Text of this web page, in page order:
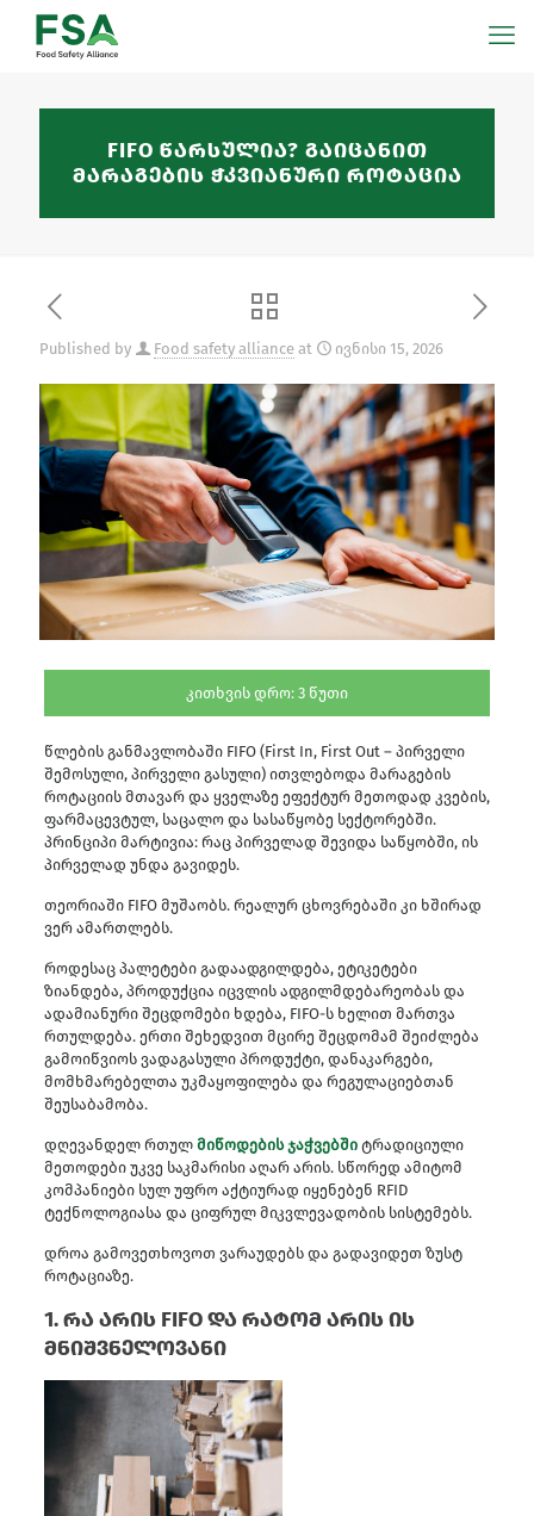
FIFO წარსულია? გაიცანით
მარაგების ჭკვიანური როტაცია
Published by Food safety alliance at ივნისი 15, 2026
კითხვის დრო: 3 წუთი
წლების განმავლობაში FIFO (First In, First Out – პირველი
შემოსული, პირველი გასული) ითვლებოდა მარაგების
როტაციის მთავარ და ყველაზე ეფექტურ მეთოდად კვების,
ფარმაცევტულ, საცალო და სასაწყობე სექტორებში.
პრინციპი მარტივია: რაც პირველად შევიდა საწყობში, ის
პირველად უნდა გავიდეს.
თეორიაში FIFO მუშაობს. რეალურ ცხოვრებაში კი ხშირად
ვერ ამართლებს.
როდესაც პალეტები გადაადგილდება, ეტიკეტები
ზიანდება, პროდუქცია იცვლის ადგილმდებარეობას და
ადამიანური შეცდომები ხდება, FIFO-ს ხელით მართვა
რთულდება. ერთი შეხედვით მცირე შეცდომამ შეიძლება
გამოიწვიოს ვადაგასული პროდუქტი, დანაკარგები,
მომხმარებელთა უკმაყოფილება და რეგულაციებთან
შეუსაბამობა.
დღევანდელ რთულ მიწოდების ჯაჭვებშიტრადიციული
მეთოდები უკვე საკმარისი აღარ არის. სწორედ ამიტომ
კომპანიები სულ უფრო აქტიურად იყენებენ RFID
ტექნოლოგიასა და ციფრულ მიკვლევადობის სისტემებს.
დროა გამოვეთხოვოთ ვარაუდებს და გადავიდეთ ზუსტ
როტაციაზე.
1. რა არის FIFO და რატომ არის ის
მნიშვნელოვანი